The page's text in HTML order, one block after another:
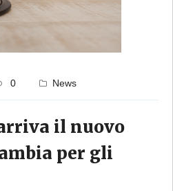
0 News
il nuovo
per gli